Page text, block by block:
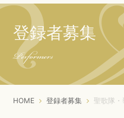
登録者募集
Performers
HOME 登録者募集 聖歌隊・